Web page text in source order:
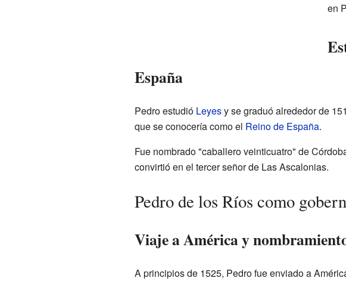
en
España
Pedro estudió Leyesy se graduó alrededor de
que se conocería como el Reino de España.
Fue nombrado "caballero veinticuatro" de
convirtió en el tercer señor de Las Ascalonias.
Pedro de los Ríos como
Viaje a América y
A principios de 1525, Pedro fue enviado a